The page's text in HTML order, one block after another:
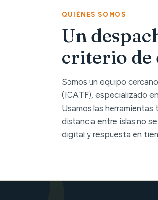
QUIÉNES SOMOS
Un
criterio de
Somos un equipo
(ICATF), especializado
Usamos las herramientas
distancia entre islas no
digital y respuesta en